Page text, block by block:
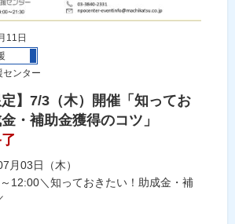
11日
センター
定】7/3（木）開催「知ってお
・補助金獲得のコツ」
月03日（木）
12:00＼知っておきたい！助成金・補